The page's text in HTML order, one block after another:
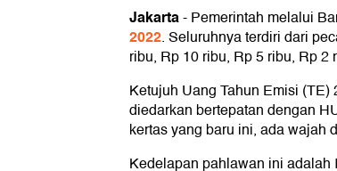
Jakarta-Pemerintah melalui
2022. Seluruhnya terdiri dari
ribu, Rp 10 ribu, Rp 5 ribu, Rp 2
Ketujuh Uang Tahun Emisi
diedarkan bertepatan dengan
kertas yang baru ini, ada wajah
Kedelapan pahlawan ini adalah